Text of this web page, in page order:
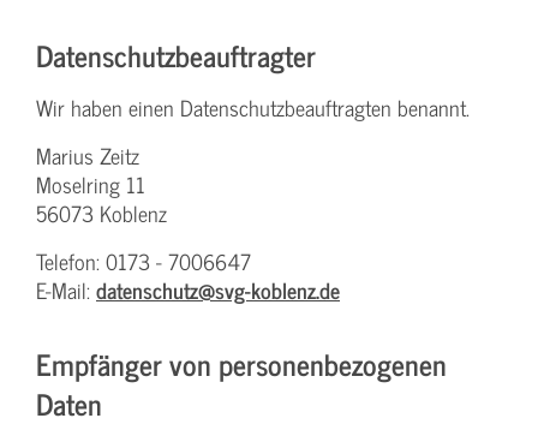
Datenschutz­beauftragter
Wir haben einen Datenschutzbeauftragten benannt.
Marius Zeitz
Moselring 11
56073 Koblenz
Telefon: 0173 - 7006647
E-Mail: datenschutz@svg-koblenz.de
Empfänger von personenbezogenen
Daten